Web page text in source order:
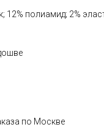
12% полиамид; 2%
по Москве